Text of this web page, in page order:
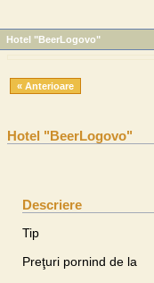
Hotel "BeerLogovo"
« Anterioare
Hotel "BeerLogovo"
Descriere
Tip
Preţuri pornind de la